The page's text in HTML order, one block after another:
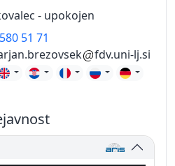
- upokojen
51 71
fdv.uni-lj.si
tujih jezikov